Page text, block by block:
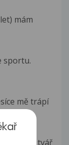
mám
sportu.
mě trápí
hodně tvář